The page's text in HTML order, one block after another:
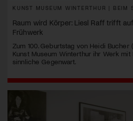
KUNST MUSEUM WINTERTHUR | BEIM
Raum wird Körper: Liesl Raff trifft
Frühwerk
Zum 100. Geburtstag von Heidi Bucher
Kunst Museum Winterthur ihr Werk
sinnliche Gegenwart.